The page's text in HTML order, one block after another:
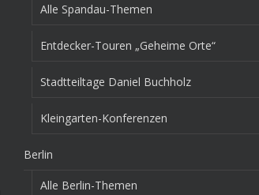
Alle Spandau-Themen
Entdecker-Touren „Geheime Orte“
Stadtteiltage Daniel Buchholz
Kleingarten-Konferenzen
Berlin
Alle Berlin-Themen